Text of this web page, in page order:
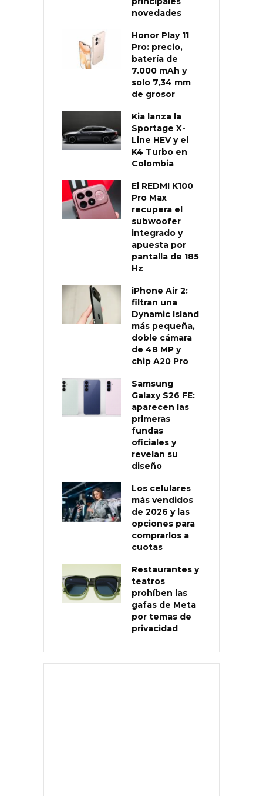
novedades
Honor Play 11
Pro: precio,
batería de
7.000 mAh y
solo 7,34 mm
de grosor
Kia lanza la
Sportage X-
Line HEV y el
K4 Turbo en
Colombia
El REDMI K100
Pro Max
recupera el
subwoofer
integrado y
apuesta por
pantalla de 185
Hz
iPhone Air 2:
filtran una
Dynamic Island
más pequeña,
doble cámara
de 48 MP y
chip A20 Pro
Samsung
Galaxy S26 FE:
aparecen las
primeras
fundas
oficiales y
revelan su
diseño
Los celulares
más vendidos
de 2026 y las
opciones para
comprarlos a
cuotas
Restaurantes y
teatros
prohíben las
gafas de Meta
por temas de
privacidad